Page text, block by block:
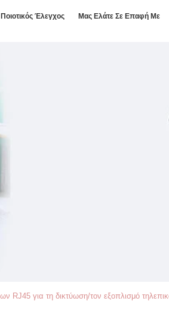
Ποιοτικός Έλεγχος Μας Ελάτε Σε Επαφή Με
για τη δικτύωση/τον εξοπλισμό